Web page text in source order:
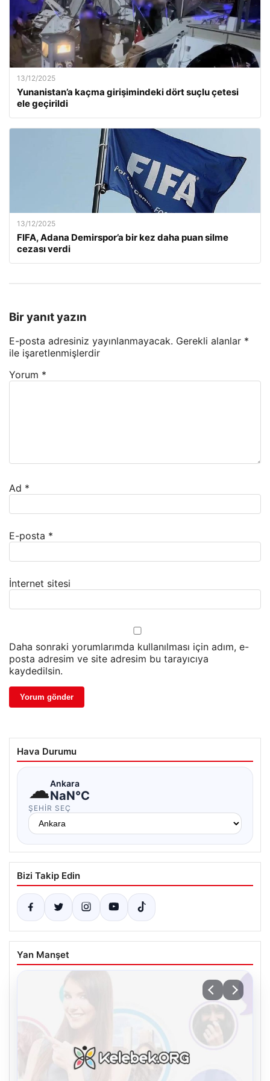
13/12/2025
Yunanistan’a kaçma girişimindeki dört suçlu çetesi
ele geçirildi
13/12/2025
FIFA, Adana Demirspor’a bir kez daha puan silme
cezası verdi
Bir yanıt yazın
E-posta adresiniz yayınlanmayacak. Gerekli alanlar *
ile işaretlenmişlerdir
Yorum *
Ad *
E-posta *
İnternet sitesi
Daha sonraki yorumlarımda kullanılması için adım, e-
posta adresim ve site adresim bu tarayıcıya
kaydedilsin.
Hava Durumu
☁Ankara
NaN°C
ŞEHIR SEÇ
Bizi Takip Edin
Yan Manşet